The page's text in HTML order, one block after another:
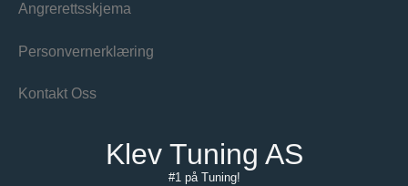
Angrerettsskjema
Personvernerklæring
Kontakt Oss
Klev Tuning AS
#1 på Tuning!